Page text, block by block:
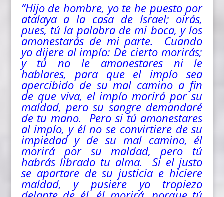
“Hijo de hombre, yo te he puesto por
atalaya a la casa de Israel; oirás,
pues, tú la palabra de mi boca, y los
amonestarás de mi parte. Cuando
yo dijere al impío: De cierto morirás;
y tú no le amonestares ni le
hablares, para que el impío sea
apercibido de su mal camino a fin
de que viva, el impío morirá por su
maldad, pero su sangre demandaré
de tu mano. Pero si tú amonestares
al impío, y él no se convirtiere de su
impiedad y de su mal camino, él
morirá por su maldad, pero tú
habrás librado tu alma. Si el justo
se apartare de su justicia e hiciere
maldad, y pusiere yo tropiezo